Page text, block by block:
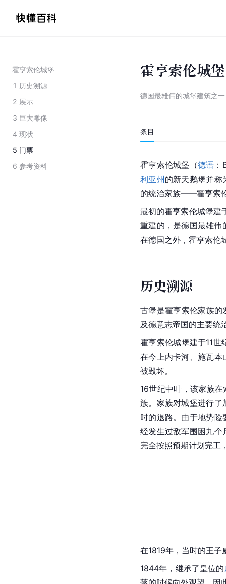
霍亨索伦城堡
1 历史溯源
2 展示
3 巨大雕像
4 现状
5 门票
6 参考资料
霍亨索伦城堡
德国最雄伟的城堡建筑之一
条目
霍亨索伦城堡（德语
利亚州的新天鹅堡并称
的统治家族——霍亨索
最初的霍亨索伦城堡建
重建的，是德国最雄伟
在德国之外，霍亨索伦
历史溯源
古堡是霍亨索伦家族
及德意志帝国的主要统
霍亨索伦城堡建于11世
在今上内卡河、施瓦本
被毁坏。
16世纪中叶，该家族在
族。家族对城堡进行了
时的退路。由于地势
经发生过敌军围困九个
完全按照预期计划完工
在1819年，当时的王子
1844年，继承了皇位的